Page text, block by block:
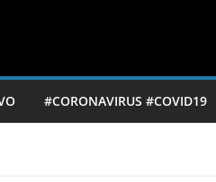
#CORONAVIRUS #COVID19